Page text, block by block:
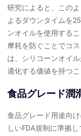
研究によると、この
よるダウンタイムを
ンオイルを使用する
摩耗を防ぐことでコ
は、シリコーンオイ
適化する価値を持つこ
食品グレード潤
食品グレード用途向
しいFDA規制に準拠